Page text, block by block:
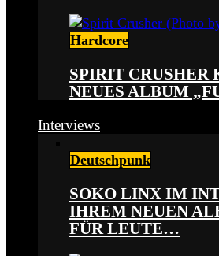
Hardcore
SPIRIT CRUSHER
NEUES ALBUM
Interviews
Deutschpunk
SOKO LINX IM
IHREM NEUEN
FÜR LEUTE…